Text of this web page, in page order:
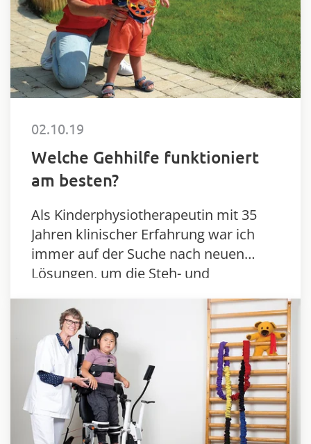
02.10.19
Welche Gehhilfe funktioniert
am besten?
Als Kinderphysiotherapeutin mit 35
Jahren klinischer Erfahrung war ich
immer auf der Suche nach neuen
Lösungen, um die Steh- und
verbessern. Was ich schon immer sehr
frustrierend fand:…